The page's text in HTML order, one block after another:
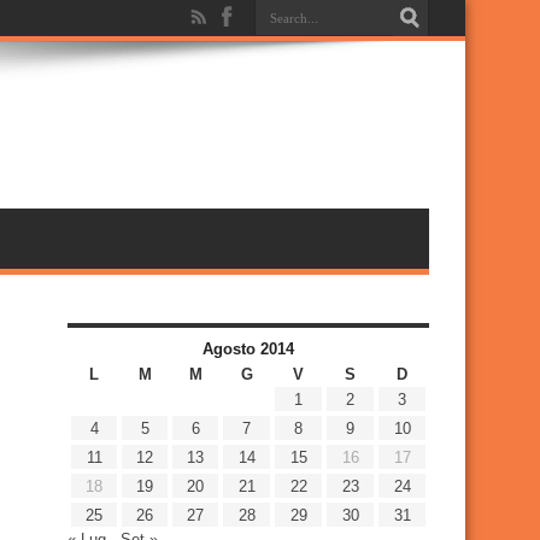
Agosto 2014
L
M M G V S
D
1
2
3
4
5 6 7 8 9
10
11
12 13 14 15 16
17
18
19 20 21 22 23
24
25
26 27 28 29 30
31